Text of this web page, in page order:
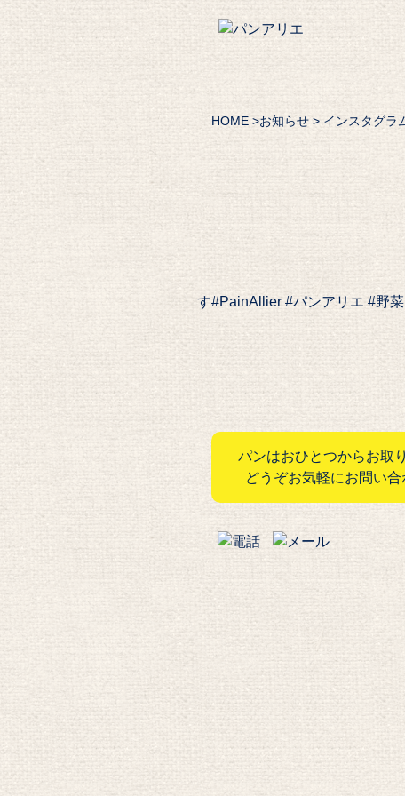
HOME >お知らせ > インスタグラ
す️#PainAllier #パンアリエ #野
パンはおひとつからお取
どうぞお気軽にお問い